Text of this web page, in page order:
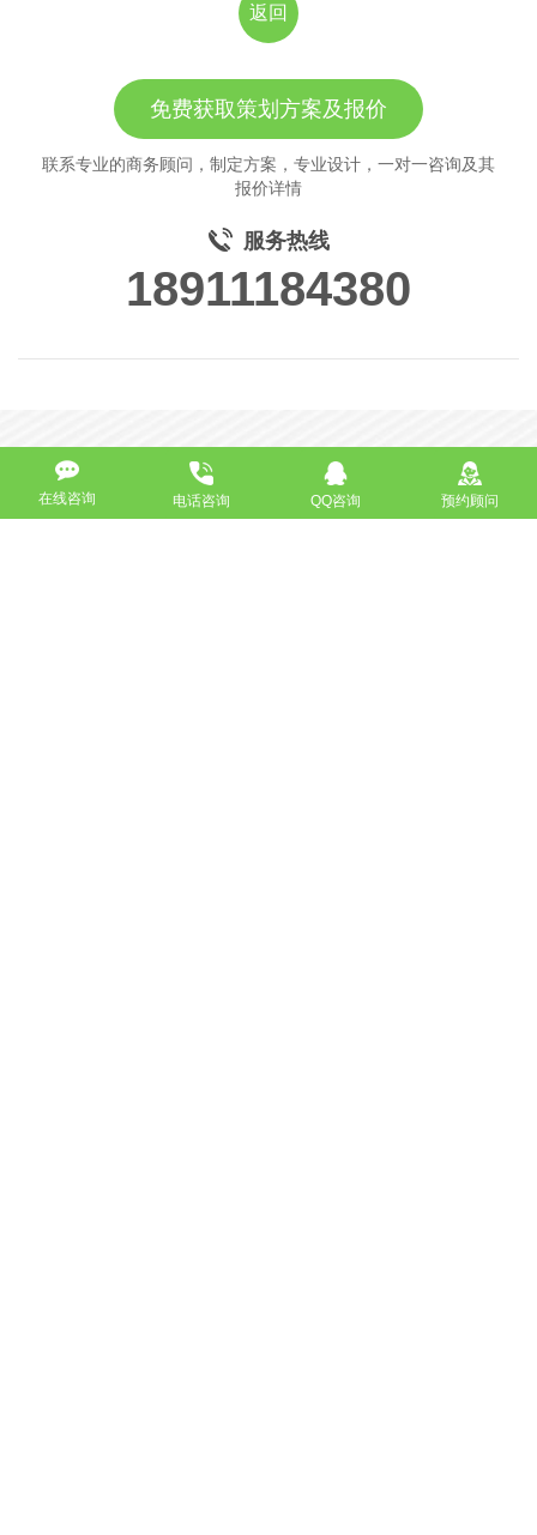
返回
免费获取策划方案及报价
联系专业的商务顾问，制定方案，专业设计，一对一咨询及其
报价详情
服务热线
18911184380
高端网站定制 响应式网站
在线咨询 电话咨询 QQ咨询 预约顾问